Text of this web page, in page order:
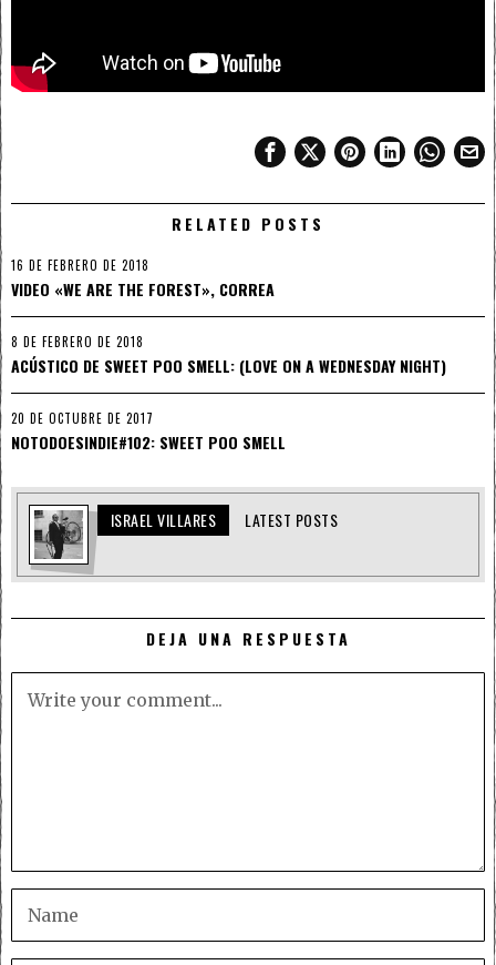
RELATED POSTS
16 DE FEBRERO DE 2018
VIDEO «WE ARE THE FOREST», CORREA
8 DE FEBRERO DE 2018
ACÚSTICO DE SWEET POO SMELL: (LOVE ON A WEDNESDAY NIGHT)
20 DE OCTUBRE DE 2017
NOTODOESINDIE#102: SWEET POO SMELL
ISRAEL VILLARES LATEST POSTS
DEJA UNA RESPUESTA